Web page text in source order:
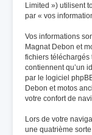
Limited ») utilisent
par « vos
Vos informations
Magnat Debon et
fichiers téléchargés
contiennent qu’un
par le logiciel
Debon et motos
votre confort de
Lors de votre
une quatrième